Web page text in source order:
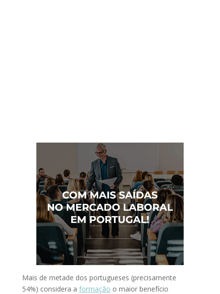
Mais de metade dos portugueses (precisamente
54%) considera a formação o maior benefício